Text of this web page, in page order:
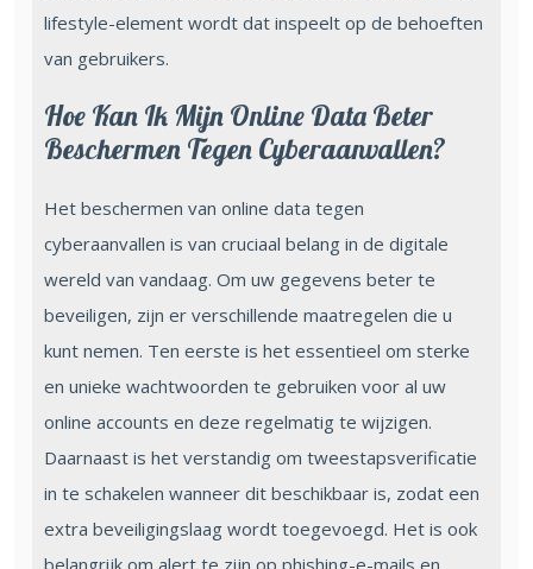
lifestyle-element wordt dat inspeelt op de behoeften
van gebruikers.
Hoe Kan Ik Mijn Online Data Beter
Beschermen Tegen Cyberaanvallen?
Het beschermen van online data tegen
cyberaanvallen is van cruciaal belang in de digitale
wereld van vandaag. Om uw gegevens beter te
beveiligen, zijn er verschillende maatregelen die u
kunt nemen. Ten eerste is het essentieel om sterke
en unieke wachtwoorden te gebruiken voor al uw
online accounts en deze regelmatig te wijzigen.
Daarnaast is het verstandig om tweestapsverificatie
in te schakelen wanneer dit beschikbaar is, zodat een
extra beveiligingslaag wordt toegevoegd. Het is ook
belangrijk om alert te zijn op phishing-e-mails en